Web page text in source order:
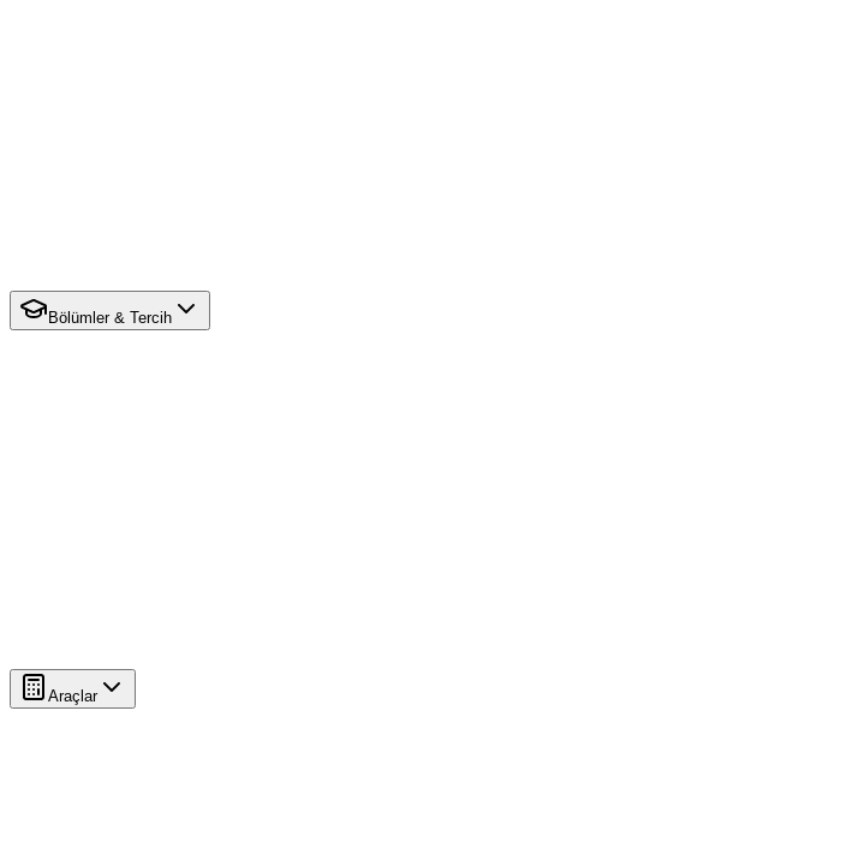
Bölümler & Tercih
Araçlar